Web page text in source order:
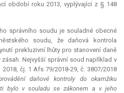
období roku 2013, vyplývající z § 148
správního soudu je souladné obecné
soudu, že daňová kontrola
prekluzivní lhůty pro stanovení daně
Nejvyšší správní soud například v
čj. 1 Afs 79/2018-29, č. 3807/2018
daňové kontroly do okamžiku
bylo v souladu se zákonem a v jeho